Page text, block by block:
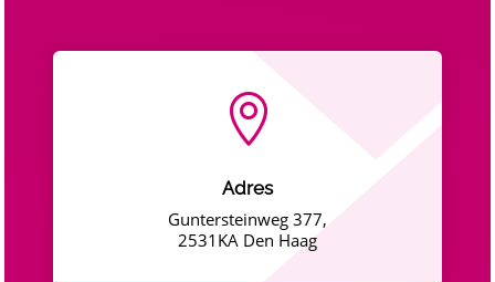

Adres
Guntersteinweg 377,
2531KA Den Haag